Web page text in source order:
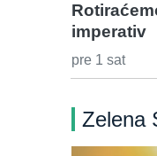
imperativ
pre 1 sat
Zelena